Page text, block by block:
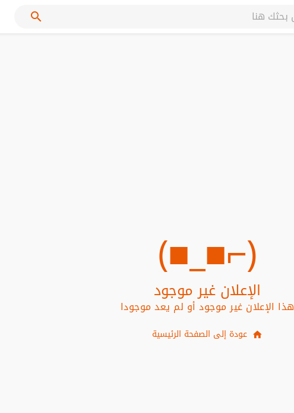
(⌐■_■)
الإعلان غير موجود
هذا الإعلان غير موجود أو لم يعد موجودا
عودة إلى الصفحة الرئيسية